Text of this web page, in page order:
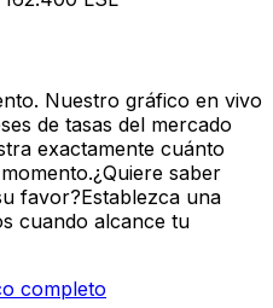
Nuestro gráfico en vivo
de tasas del mercado
exactamente cuánto
saber
favor?Establezca una
cuando alcance tu
completo